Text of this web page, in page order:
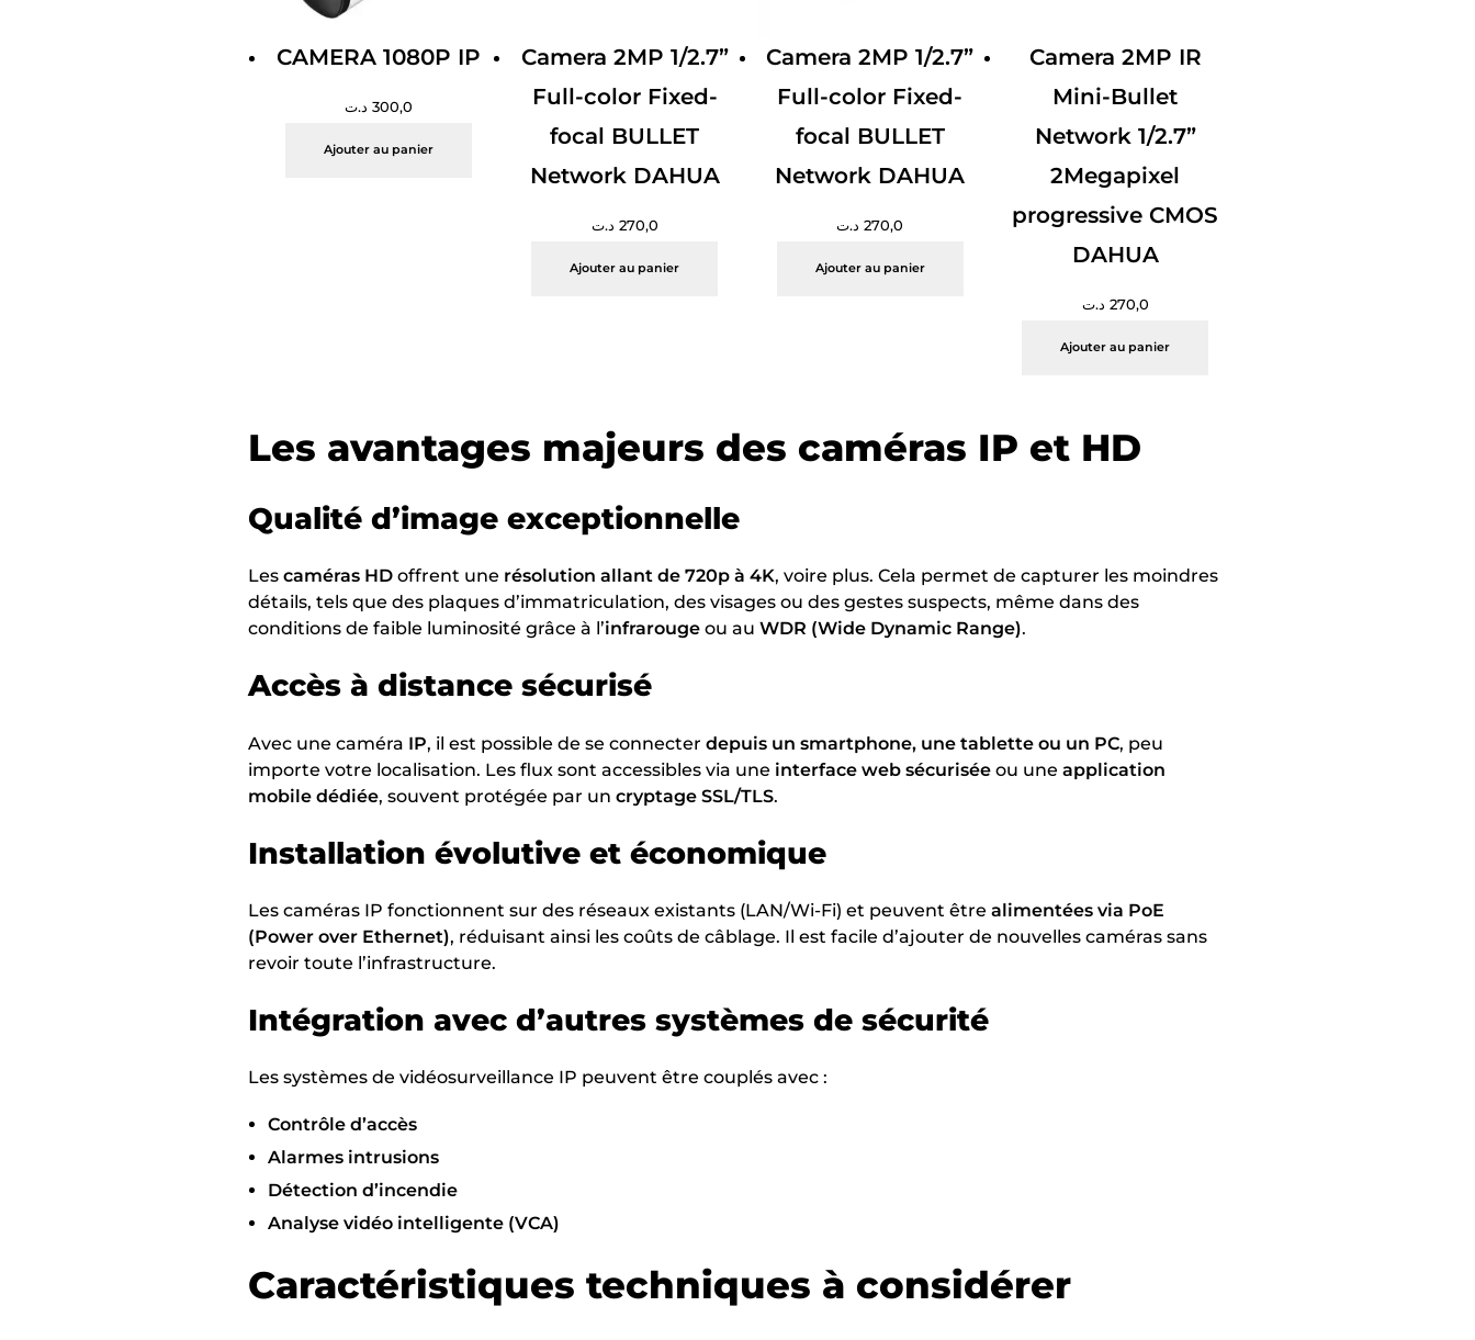
CAMERA 1080P IP
300,0 د.ت
Ajouter au panier
Camera 2MP 1/2.7”
Full-color Fixed-
focal BULLET
Network DAHUA
270,0 د.ت
Ajouter au panier
Camera 2MP 1/2.7”
Full-color Fixed-
focal BULLET
Network DAHUA
270,0 د.ت
Ajouter au panier
Camera 2MP IR
Mini-Bullet
Network 1/2.7”
2Megapixel
progressive CMOS
DAHUA
270,0 د.ت
Ajouter au panier
Les avantages majeurs des caméras IP et HD
Qualité d’image exceptionnelle
Lescaméras HD offrent une résolution allant de 720p à 4K, voire plus. Cela permet de capturer les moindres
détails, tels que des plaques d’immatriculation, des visages ou des gestes suspects, même dans des
conditions de faible luminosité grâce à l’infrarouge ou auWDR (Wide Dynamic Range).
Accès à distance sécurisé
Avec une caméra IP, il est possible de se connecterdepuis un smartphone, une tablette ou un PC, peu
importe votre localisation. Les flux sont accessibles via une interface web sécurisée ou uneapplication
mobile dédiée, souvent protégée par uncryptage SSL/TLS.
Installation évolutive et économique
Les caméras IP fonctionnent sur des réseaux existants (LAN/Wi-Fi) et peuvent êtrealimentées via PoE
(Power over Ethernet), réduisant ainsi les coûts de câblage. Il est facile d’ajouter de nouvelles caméras sans
revoir toute l’infrastructure.
Intégration avec d’autres systèmes de sécurité
Les systèmes de vidéosurveillance IP peuvent être couplés avec :
Contrôle d’accès
Alarmes intrusions
Détection d’incendie
Analyse vidéo intelligente (VCA)
Caractéristiques techniques à considérer